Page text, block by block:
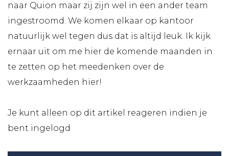
naar Quion maar zij zijn wel in een ander team
ingestroomd. We komen elkaar op kantoor
natuurlijk wel tegen dus dat is altijd leuk. Ik kijk
ernaar uit om me hier de komende maanden in
te zetten op het meedenken over de
werkzaamheden hier!
Je kunt alleen op dit artikel reageren indien je
bent ingelogd